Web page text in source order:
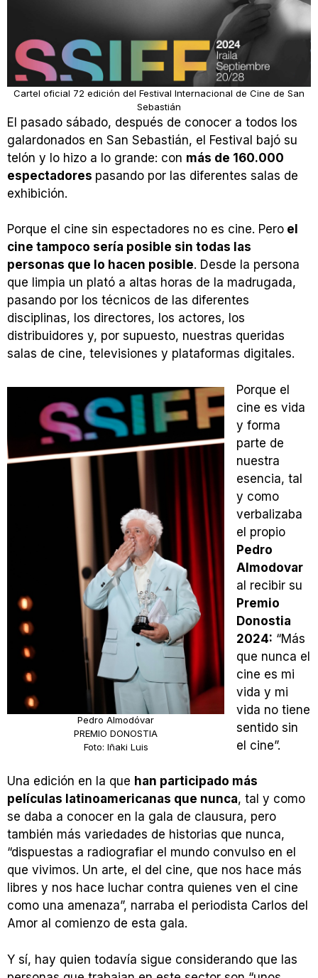
Cartel oficial 72 edición del Festival Internacional de Cine de San
Sebastián
El pasado sábado, después de conocer a todos los
galardonados en San Sebastián, el Festival bajó su
telón y lo hizo a lo grande: con más de 160.000
espectadores pasando por las diferentes salas de
exhibición.
Porque el cine sin espectadores no es cine. Pero el
cine tampoco sería posible sin todas las
personas que lo hacen posible. Desde la persona
que limpia un plató a altas horas de la madrugada,
pasando por los técnicos de las diferentes
disciplinas, los directores, los actores, los
distribuidores y, por supuesto, nuestras queridas
salas de cine, televisiones y plataformas digitales.
Pedro Almodóvar
PREMIO DONOSTIA
Foto: Iñaki Luis
Porque el
cine es vida
y forma
parte de
nuestra
esencia, tal
y como
verbalizaba
el propio
Pedro
Almodovar
al recibir su
Premio
Donostia
2024: “Más
que nunca el
cine es mi
vida y mi
vida no tiene
sentido sin
el cine”.
Una edición en la que han participado más
películas latinoamericanas que nunca, tal y como
se daba a conocer en la gala de clausura, pero
también más variedades de historias que nunca,
“dispuestas a radiografiar el mundo convulso en el
que vivimos. Un arte, el del cine, que nos hace más
libres y nos hace luchar contra quienes ven el cine
como una amenaza”, narraba el periodista Carlos del
Amor al comienzo de esta gala.
Y sí, hay quien todavía sigue considerando que las